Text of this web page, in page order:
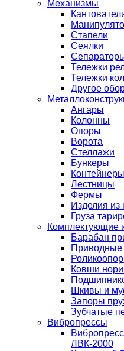
Механизмы
Стапели
Сеялки
Тележки
Тележки
Другое
Ангары
Колонны
Опоры
Ворота
Стеллажи
Бункеры
Лестницы
Фермы
Изделия из
Груза
Комплектующие
Барабан
Приводные
Ковши
Шкивы и
Запоры
Зубчатые
Вибропрессы
ЛВК-2000